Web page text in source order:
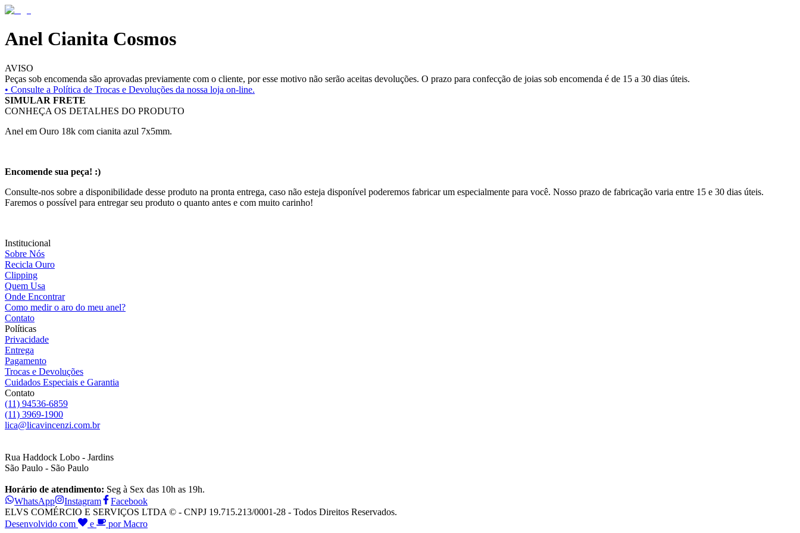
Anel Cianita Cosmos
AVISO
Peças sob encomenda são aprovadas previamente com o cliente, por esse motivo não serão aceitas devoluções. O prazo para confecção de joias sob encomenda é de 15 a 30 dias úteis.
• Consulte a Política de Trocas e Devoluções da nossa loja on-line.
SIMULAR FRETE
CONHEÇA OS DETALHES DO PRODUTO
Anel em Ouro 18k com cianita azul 7x5mm.
Encomende sua peça! :)
Consulte-nos sobre a disponibilidade desse produto na pronta entrega, caso não esteja disponível poderemos fabricar um especialmente para você. Nosso prazo de fabricação varia entre 15 e 30 dias úteis.
Faremos o possível para entregar seu produto o quanto antes e com muito carinho!
Institucional
Sobre Nós
Recicla Ouro
Clipping
Quem Usa
Onde Encontrar
Como medir o aro do meu anel?
Contato
Políticas
Privacidade
Entrega
Pagamento
Trocas e Devoluções
Cuidados Especiais e Garantia
Contato
(11) 94536-6859
(11) 3969-1900
lica@licavincenzi.com.br
Rua Haddock Lobo - Jardins
São Paulo - São Paulo
Horário de atendimento: Seg à Sex das 10h as 19h.
WhatsApp
Instagram
Facebook
ELVS COMÉRCIO E SERVIÇOS LTDA © - CNPJ 19.715.213/0001-28 - Todos Direitos Reservados.
Desenvolvido com
e por Macro